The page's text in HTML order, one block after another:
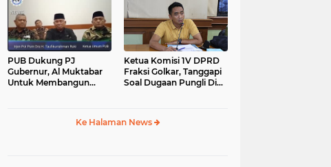
PUB Dukung PJ
Gubernur, Al Muktabar
Untuk Membangun
Ketua Komisi 1V DPRD
Fraksi Golkar, Tanggapi
Soal Dugaan Pungli Di
Ke Halaman News